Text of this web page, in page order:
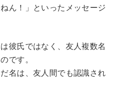
ん！」といったメッセージ
彼氏ではなく、友人複数名
です。
名は、友人間でも認識され